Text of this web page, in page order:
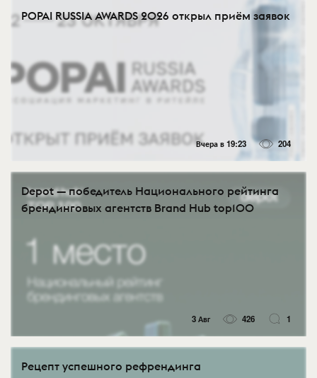
POPAI RUSSIA AWARDS 2026 открыл приём заявок
Вчера в 19:23 204
Depot — победитель Национального рейтинга
брендинговых агентств Brand Hub top100
3 Авг 426 1
Рецепт успешного рефрендинга